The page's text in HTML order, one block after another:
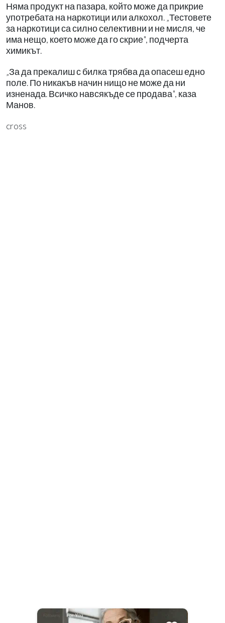
Няма продукт на пазара, който може да прикрие
употребата на наркотици или алкохол. „Тестовете
за наркотици са силно селективни и не мисля, че
има нещо, което може да го скрие", подчерта
химикът.
„За да прекалиш с билка трябва да опасеш едно
поле. По никакъв начин нищо не може да ни
изненада. Всичко навсякъде се продава", каза
Манов.
cross